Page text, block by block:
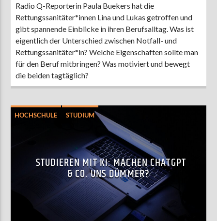
ZU HÖREN INMünster90,9 MHzSteinfurt103,9 MHz
Radio Q-Reporterin Paula Buekers hat die
Rettungssanitäter*innen Lina und Lukas getroffen und
gibt spannende Einblicke in ihren Berufsalltag. Was ist
eigentlich der Unterschied zwischen Notfall- und
Rettungssanitäter*in? Welche Eigenschaften sollte man
für den Beruf mitbringen? Was motiviert und bewegt
die beiden tagtäglich?
HOCHSCHULE STUDIUM
STUDIEREN MIT KI: MACHEN CHATGPT
& CO. UNS DÜMMER?